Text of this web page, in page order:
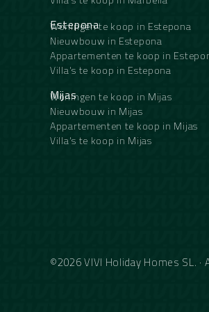
Estepona
Woningen te koop in Estepona
Nieuwbouw in Estepona
Appartementen te koop in
Villa's te koop in Estepona
Mijas
Woningen te koop in Mijas
Nieuwbouw in Mijas
Appartementen te koop in Mijas
Villa's te koop in Mijas
©2026 VIVI Holiday Homes SL.